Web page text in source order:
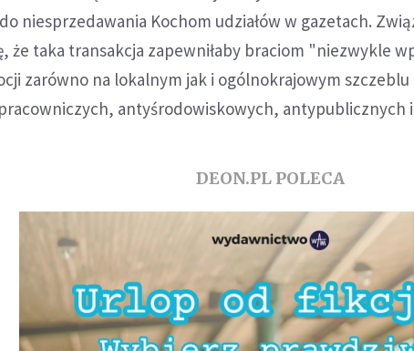
niesprzedawania Kochom udziałów w gazetach.
że taka transakcja zapewniłaby braciom "niezwykle
zarówno na lokalnym jak i ogólnokrajowym szczeblu
antyśrodowiskowych, antypublicznych
DEON.PL POLECA